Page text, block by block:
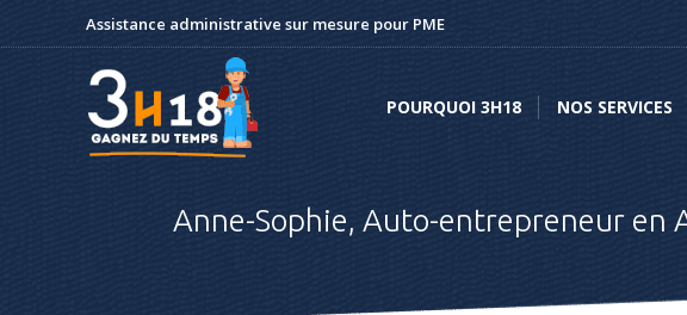
Assistance administrative sur mesure pour PME
POURQUOI 3H18 NOS SERVICES
Anne-Sophie, Auto-entrepreneur en
POURQUOI 3H18 NOS SERVICES